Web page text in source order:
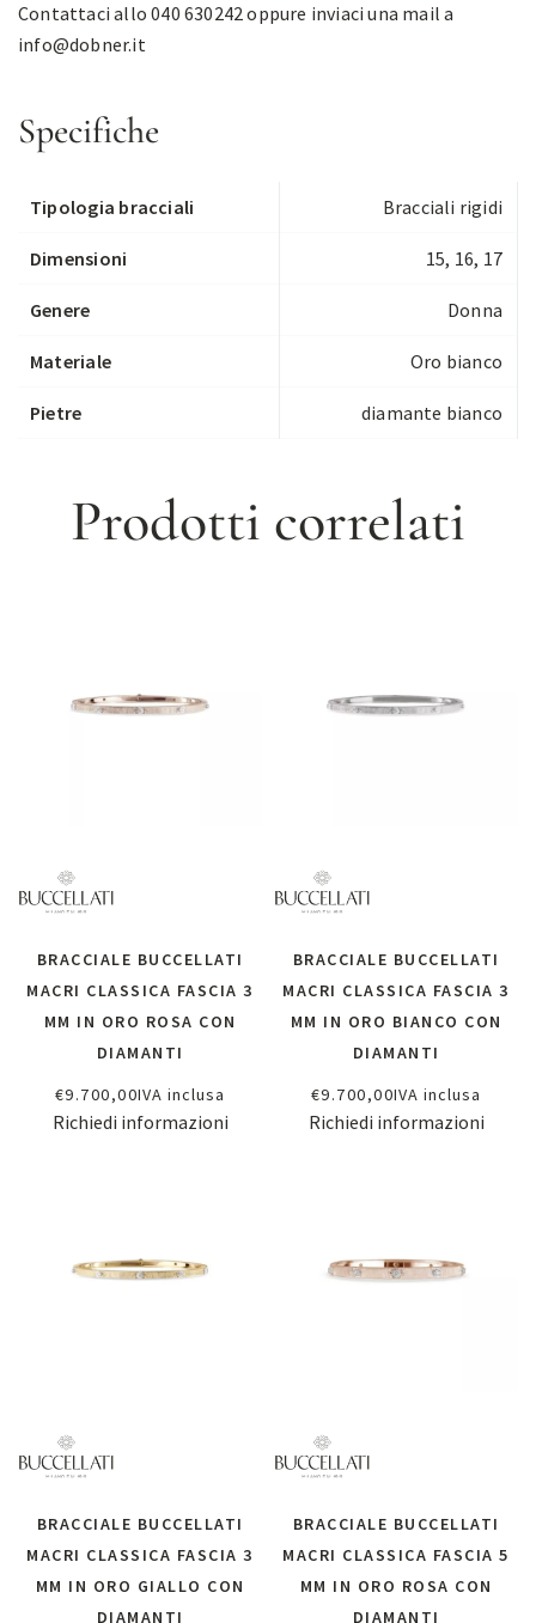
Contattaci allo 040 630242 oppure inviaci una mail a
info@dobner.it
Specifiche
Tipologia bracciali Bracciali rigidi
Dimensioni 15, 16, 17
Genere Donna
Materiale Oro bianco
Pietre diamante bianco
Prodotti correlati
BRACCIALE BUCCELLATI
MACRI CLASSICA FASCIA 3
MM IN ORO ROSA CON
DIAMANTI
€9.700,00IVA inclusa
Richiedi informazioni
BRACCIALE BUCCELLATI
MACRI CLASSICA FASCIA 3
MM IN ORO BIANCO CON
DIAMANTI
€9.700,00IVA inclusa
Richiedi informazioni
BRACCIALE BUCCELLATI
MACRI CLASSICA FASCIA 3
MM IN ORO GIALLO CON
DIAMANTI
BRACCIALE BUCCELLATI
MACRI CLASSICA FASCIA 5
MM IN ORO ROSA CON
DIAMANTI